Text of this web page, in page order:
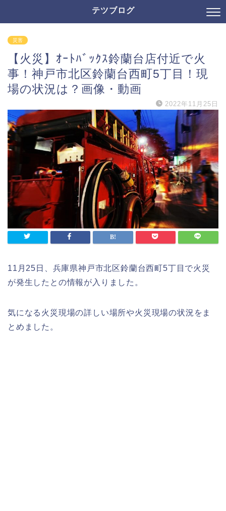
テツブログ
災害
【火災】ｵｰﾄﾊﾞｯｸｽ鈴蘭台店付近で火
事！神戸市北区鈴蘭台西町5丁目！現
場の状況は？画像・動画
2022年11月25日
11月25日、兵庫県神戸市北区鈴蘭台西町5丁目で火災
が発生したとの情報が入りました。
気になる火災現場の詳しい場所や火災現場の状況をま
とめました。